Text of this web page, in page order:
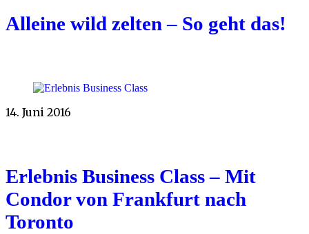
Alleine wild zelten – So geht das!
14. Juni 2016
Erlebnis Business Class – Mit
Condor von Frankfurt nach
Toronto